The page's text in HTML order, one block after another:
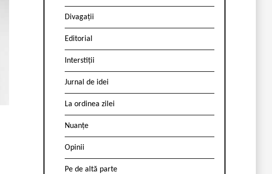
Divagații
Editorial
Interstiții
Jurnal de idei
La ordinea zilei
Nuanțe
Opinii
Pe de altă parte